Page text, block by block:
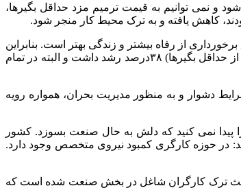
نمی توانیم به قیمت ترمیم مزد حداقل بگیرها،
کاهش یافته و به ترک محیط کار منجر شود.
از رفاه بیشتر و زندگی بهتر است. بنابراین
تاکید ما بر ترمیم وضع معیشت حداقل بگیرهاست. چنان که به عنوان مثال در همان سالی که حداقل مزد ۵۷درصد افزایش یافت، سایر سطوح مزدی (غیر از حداقل بگیرها) ۳۸درصد رشد داشت و البته در تمام
دشوار و به منظور مدیریت بحران، همواره رویه
پیدا نمی کنید که دلش به حال صنعت بسوزد. کشور
در حوزه کارگری کمبود نیروی متخصص وجود دارد.
باعث ترک کارگران شاغل در بخش صنعت شده است که